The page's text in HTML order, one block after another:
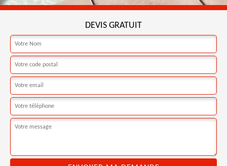
DEVIS GRATUIT